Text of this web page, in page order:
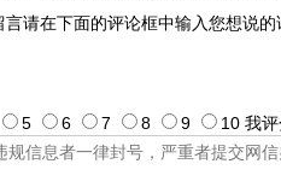
言请在下面的评论框中输入您想说的
5 6 7 8 9 10 我评